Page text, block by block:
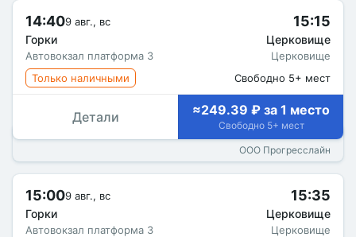
14:409 авг., вс
Горки
Автовокзал платформа 3
15:15
Церковище
Церковище
Только наличными
Свободно 5+ мест
Детали ≈249.39 ₽ за 1 место
Свободно 5+ мест
ООО Прогресслайн
15:009 авг., вс
Горки
Автовокзал платформа 3
15:35
Церковище
Церковище